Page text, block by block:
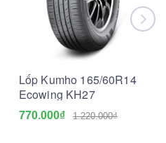
Lốp Kumho 165/60R14
Ecowing KH27
770.000₫ 1.220.000₫